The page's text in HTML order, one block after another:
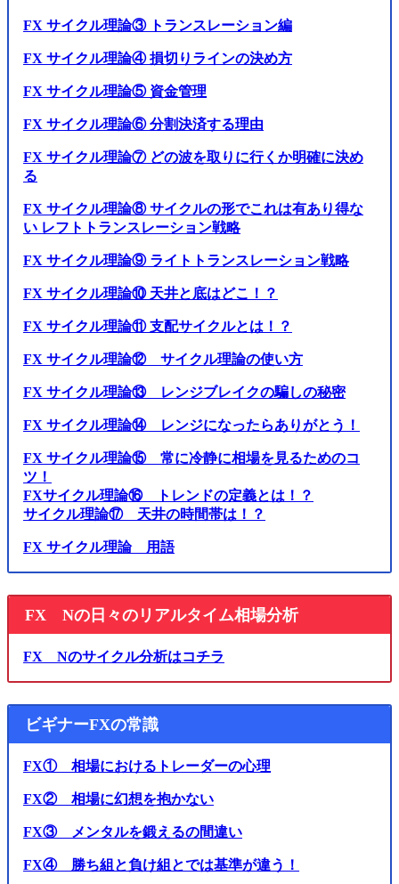
FX サイクル理論③ トランスレーション編
FX サイクル理論④ 損切りラインの決め方
FX サイクル理論⑤ 資金管理
FX サイクル理論⑥ 分割決済する理由
FX サイクル理論⑦ どの波を取りに行くか明確に決め
る
FX サイクル理論⑧ サイクルの形でこれは有あり得な
い レフトトランスレーション戦略
FX サイクル理論⑨ ライトトランスレーション戦略
FX サイクル理論⑩ 天井と底はどこ！？
FX サイクル理論⑪ 支配サイクルとは！？
FX サイクル理論⑫ サイクル理論の使い方
FX サイクル理論⑬ レンジブレイクの騙しの秘密
FX サイクル理論⑭ レンジになったらありがとう！
FX サイクル理論⑮ 常に冷静に相場を見るためのコ
ツ！
FXサイクル理論⑯ トレンドの定義とは！？
サイクル理論⑰ 天井の時間帯は！？
FX サイクル理論 用語
FX Nの日々のリアルタイム相場分析
FX Nのサイクル分析はコチラ
ビギナーFXの常識
FX① 相場におけるトレーダーの心理
FX② 相場に幻想を抱かない
FX③ メンタルを鍛えるの間違い
FX④ 勝ち組と負け組とでは基準が違う！